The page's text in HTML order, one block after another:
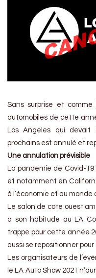
Sans surprise et
automobiles de cette
Los Angeles qui
prochains est annulé et
Une annulation prévisible
La pandémie de Covid-
et notamment en
à l’économie et au monde
Le salon de cote ouest
à son habitude au LA
trappe pour cette année
aussi se repositionner pour
Les organisateurs de
le LA Auto Show 2021